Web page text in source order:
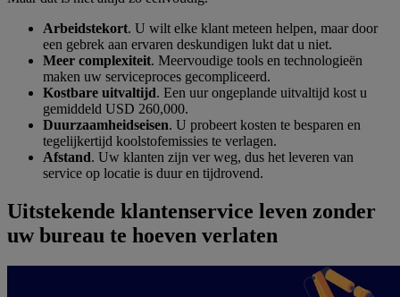
Arbeidstekort. U wilt elke klant meteen helpen, maar door
een gebrek aan ervaren deskundigen lukt dat u niet.
Meer complexiteit. Meervoudige tools en technologieën
maken uw serviceproces gecompliceerd.
Kostbare uitvaltijd. Een uur ongeplande uitvaltijd kost u
gemiddeld USD 260,000.
Duurzaamheidseisen. U probeert kosten te besparen en
tegelijkertijd koolstofemissies te verlagen.
Afstand. Uw klanten zijn ver weg, dus het leveren van
service op locatie is duur en tijdrovend.
Uitstekende klantenservice leven zonder
uw bureau te hoeven verlaten